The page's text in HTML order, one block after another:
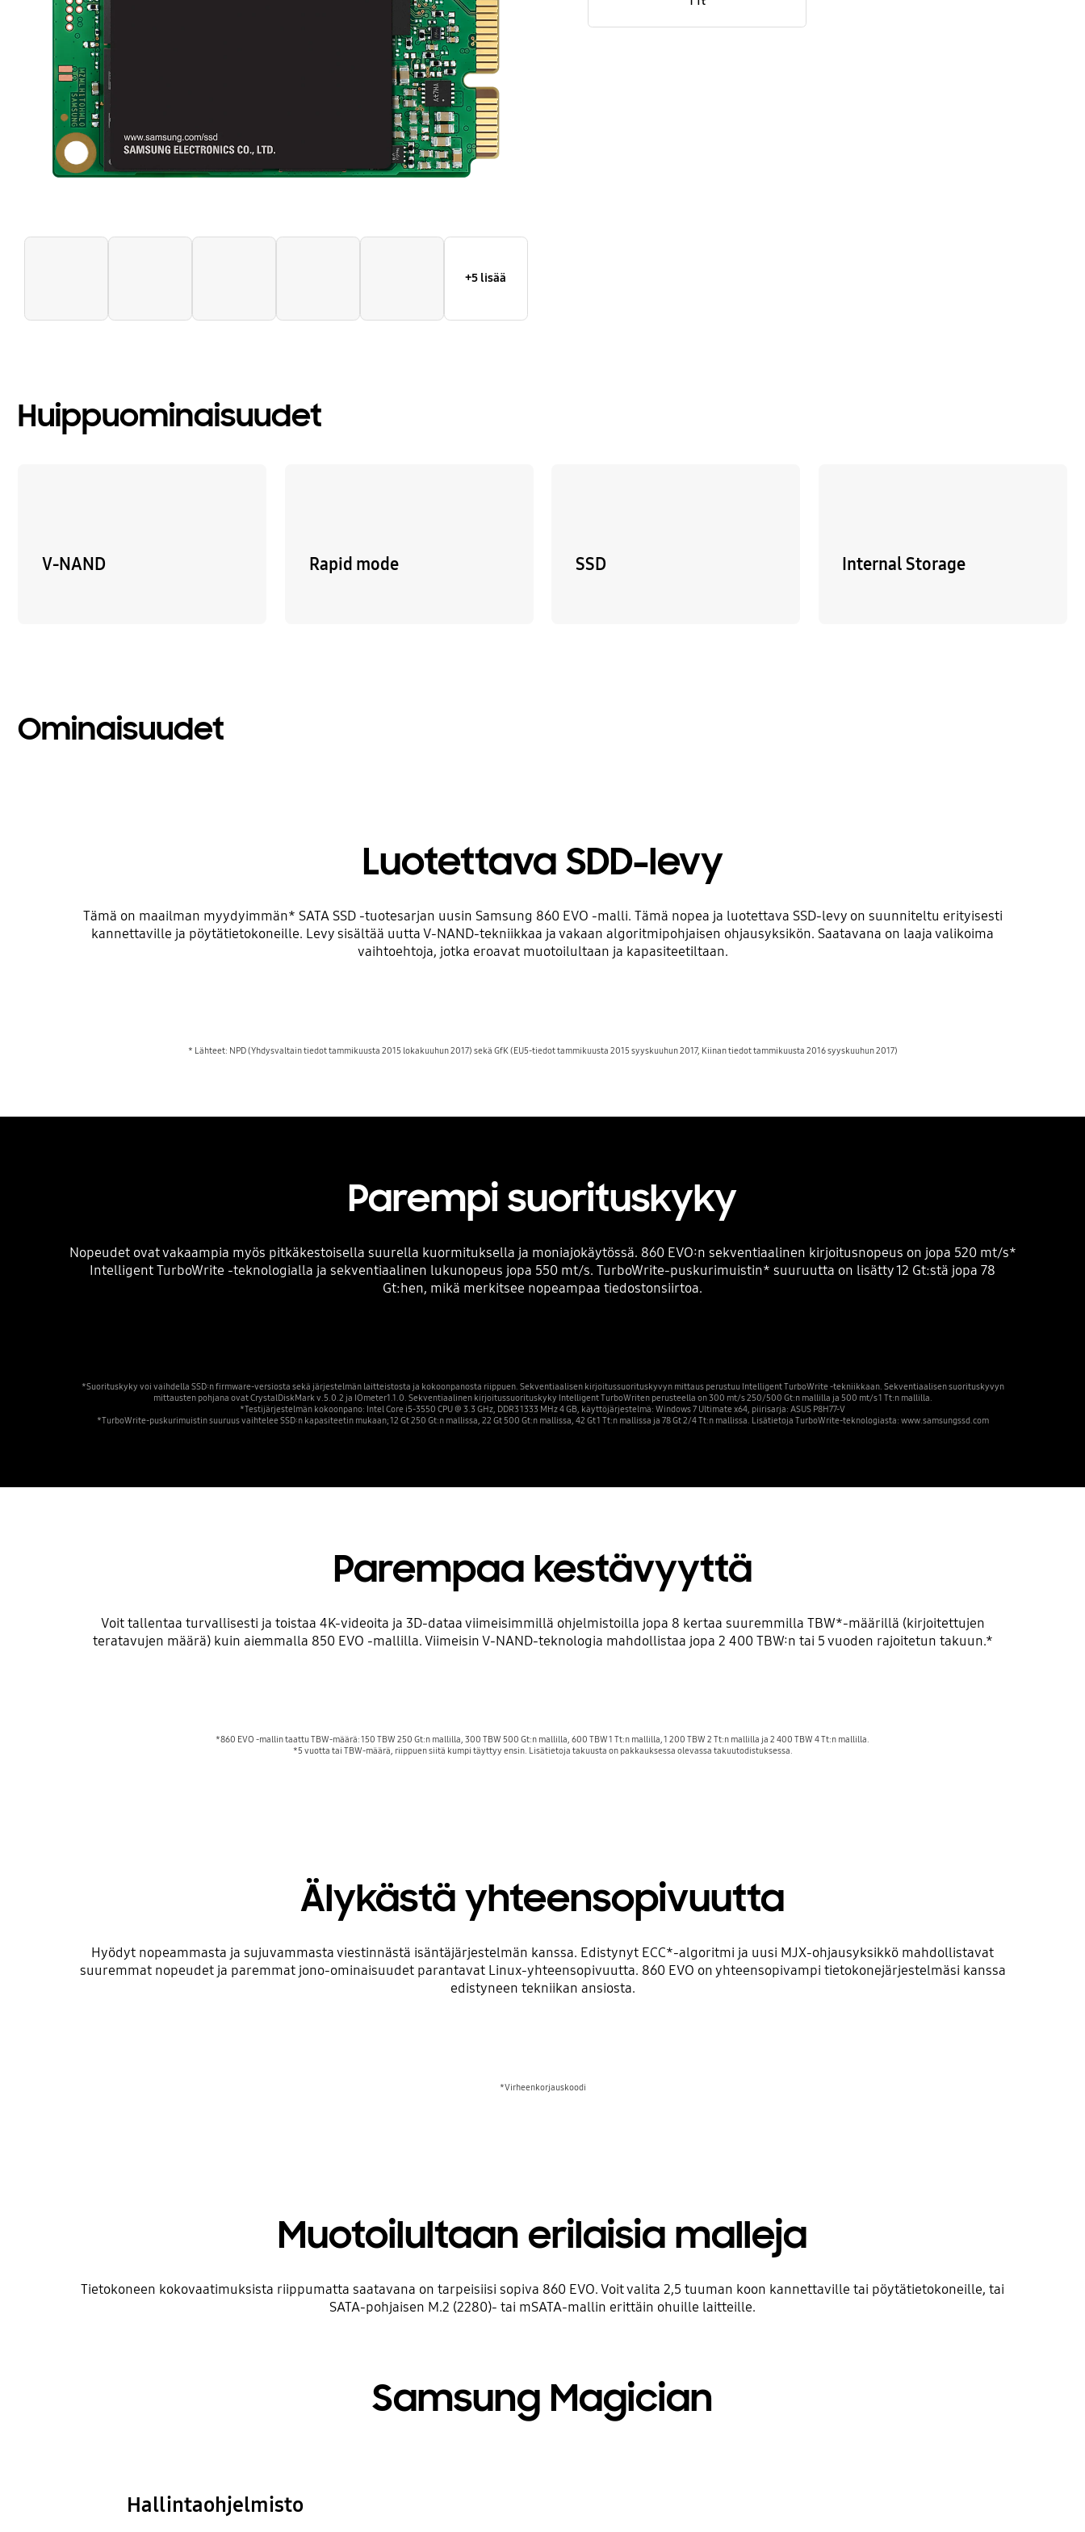
+5 lisää
Huippuominaisuudet
V-NAND Rapid mode SSD Internal Storage
Ominaisuudet
Luotettava SDD-levy
Tämä on maailman myydyimmän* SATA SSD -tuotesarjan uusin Samsung 860 EVO -malli. Tämä nopea ja luotettava SSD-levy on suunniteltu erityisesti
kannettaville ja pöytätietokoneille. Levy sisältää uutta V-NAND-tekniikkaa ja vakaan algoritmipohjaisen ohjausyksikön. Saatavana on laaja valikoima
vaihtoehtoja, jotka eroavat muotoilultaan ja kapasiteetiltaan.
* Lähteet: NPD (Yhdysvaltain tiedot tammikuusta 2015 lokakuuhun 2017) sekä GfK (EU5-tiedot tammikuusta 2015 syyskuuhun 2017, Kiinan tiedot tammikuusta 2016 syyskuuhun 2017)
Parempi suorituskyky
Nopeudet ovat vakaampia myös pitkäkestoisella suurella kuormituksella ja moniajokäytössä. 860 EVO:n sekventiaalinen kirjoitusnopeus on jopa 520 mt/s*
Intelligent TurboWrite -teknologialla ja sekventiaalinen lukunopeus jopa 550 mt/s. TurboWrite-puskurimuistin* suuruutta on lisätty 12 Gt:stä jopa 78
Gt:hen, mikä merkitsee nopeampaa tiedostonsiirtoa.
*Suorituskyky voi vaihdella SSD:n firmware-versiosta sekä järjestelmän laitteistosta ja kokoonpanosta riippuen. Sekventiaalisen kirjoitussuorituskyvyn mittaus perustuu Intelligent TurboWrite -tekniikkaan. Sekventiaalisen suorituskyvyn
mittausten pohjana ovat CrystalDiskMark v.5.0.2 ja IOmeter 1.1.0. Sekventiaalinen kirjoitussuorituskyky Intelligent TurboWriten perusteella on 300 mt/s 250/500 Gt:n mallilla ja 500 mt/s 1 Tt:n mallilla.
*Testijärjestelmän kokoonpano: Intel Core i5-3550 CPU @ 3.3 GHz, DDR3 1333 MHz 4 GB, käyttöjärjestelmä: Windows 7 Ultimate x64, piirisarja: ASUS P8H77-V
*TurboWrite-puskurimuistin suuruus vaihtelee SSD:n kapasiteetin mukaan; 12 Gt 250 Gt:n mallissa, 22 Gt 500 Gt:n mallissa, 42 Gt 1 Tt:n mallissa ja 78 Gt 2/4 Tt:n mallissa. Lisätietoja TurboWrite-teknologiasta: www.samsungssd.com
Parempaa kestävyyttä
Voit tallentaa turvallisesti ja toistaa 4K-videoita ja 3D-dataa viimeisimmillä ohjelmistoilla jopa 8 kertaa suuremmilla TBW*-määrillä (kirjoitettujen
teratavujen määrä) kuin aiemmalla 850 EVO -mallilla. Viimeisin V-NAND-teknologia mahdollistaa jopa 2 400 TBW:n tai 5 vuoden rajoitetun takuun.*
*860 EVO -mallin taattu TBW-määrä: 150 TBW 250 Gt:n mallilla, 300 TBW 500 Gt:n mallilla, 600 TBW 1 Tt:n mallilla, 1 200 TBW 2 Tt:n mallilla ja 2 400 TBW 4 Tt:n mallilla.
*5 vuotta tai TBW-määrä, riippuen siitä kumpi täyttyy ensin. Lisätietoja takuusta on pakkauksessa olevassa takuutodistuksessa.
Älykästä yhteensopivuutta
Hyödyt nopeammasta ja sujuvammasta viestinnästä isäntäjärjestelmän kanssa. Edistynyt ECC*-algoritmi ja uusi MJX-ohjausyksikkö mahdollistavat
suuremmat nopeudet ja paremmat jono-ominaisuudet parantavat Linux-yhteensopivuutta. 860 EVO on yhteensopivampi tietokonejärjestelmäsi kanssa
edistyneen tekniikan ansiosta.
*Virheenkorjauskoodi
Muotoilultaan erilaisia malleja
Tietokoneen kokovaatimuksista riippumatta saatavana on tarpeisiisi sopiva 860 EVO. Voit valita 2,5 tuuman koon kannettaville tai pöytätietokoneille, tai
SATA-pohjaisen M.2 (2280)- tai mSATA-mallin erittäin ohuille laitteille.
Samsung Magician
Hallintaohjelmisto